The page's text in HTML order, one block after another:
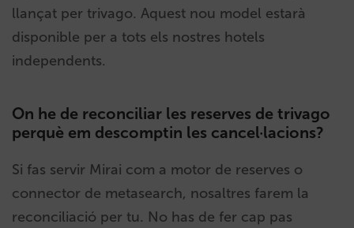
llançat per trivago. Aquest nou model estarà
disponible per a tots els nostres hotels
independents.
On he de reconciliar les reserves de trivago
perquè em descomptin les cancel·lacions?
Si fas servir Mirai com a motor de reserves o
connector de metasearch, nosaltres farem la
reconciliació per tu. No has de fer cap pas